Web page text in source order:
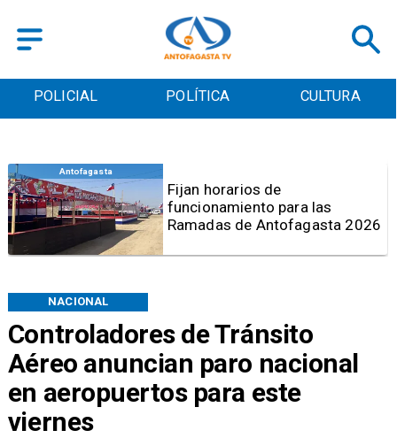
POLICIAL POLÍTICA CULTURA
Controladores de Tránsito
Aéreo anuncian paro nacional
en aeropuertos para este
viernes
NACIONAL
Antofagasta
Por graves deficiencias:
Prohiben uso de caldera en
Embotelladora Andina en
Antofagasta